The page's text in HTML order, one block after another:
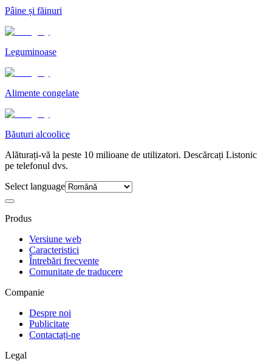
Pâine și făinuri
Leguminoase
Alimente congelate
Băuturi alcoolice
Alăturați-vă la peste 10 milioane de utilizatori. Descărcați Listonic
pe telefonul dvs.
Select language
Produs
Versiune web
Caracteristici
Întrebări frecvente
Comunitate de traducere
Companie
Despre noi
Publicitate
Contactați-ne
Legal